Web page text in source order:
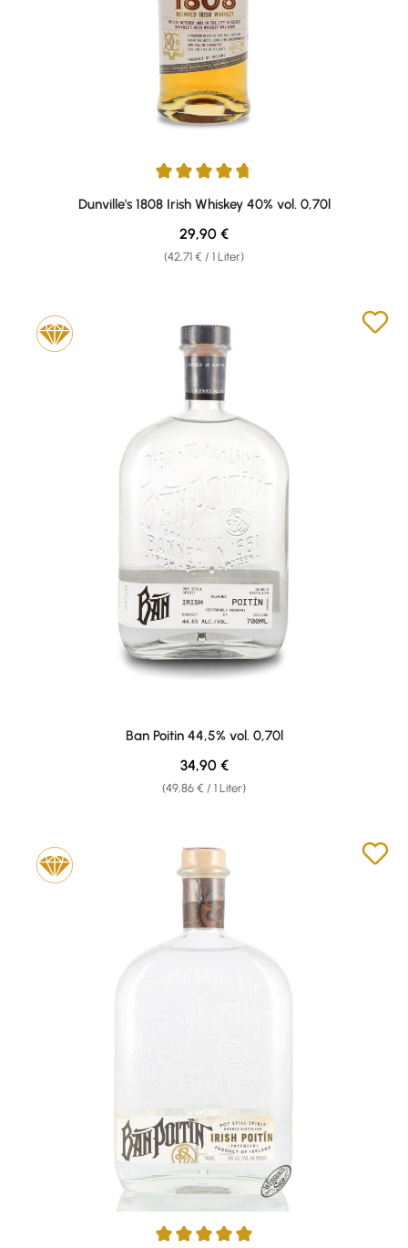
Durchschnittliche Bewertung von 4.77 von 5 Sternen
Dunville's 1808 Irish Whiskey 40% vol. 0,70l
(42,71 € / 1 Liter)
Regulärer Preis:
29,90 €
Ban Poitin 44,5% vol. 0,70l
(49,86 € / 1 Liter)
Regulärer Preis:
34,90 €